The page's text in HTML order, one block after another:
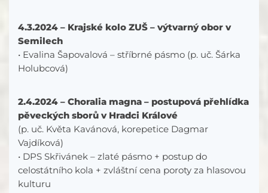
4.3.2024 – Krajské kolo ZUŠ – výtvarný obor v
Semilech
• Evalina Šapovalová – stříbrné pásmo (p. uč. Šárka
Holubcová)
2.4.2024 – Choralia magna – postupová přehlídka
pěveckých sborů v Hradci Králové
(p. uč. Květa Kavánová, korepetice Dagmar
Vajdíková)
• DPS Skřivánek – zlaté pásmo + postup do
celostátního kola + zvláštní cena poroty za hlasovou
kulturu